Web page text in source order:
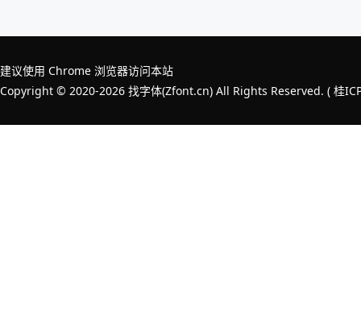
建议使用 Chrome 浏览器访问本站
Copyright © 2020-2026 找字体(Zfont.cn) All Rights Reserved. ( 桂